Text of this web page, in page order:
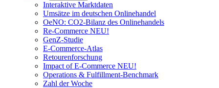
Interaktive Marktdaten
Umsätze im deutschen Onlinehandel
OeNO: CO2-Bilanz des Onlinehandels
Re-Commerce NEU!
GenZ-Studie
E-Commerce-Atlas
Retourenforschung
Impact of E-Commerce NEU!
Operations & Fulfillment-Benchmark
Zahl der Woche